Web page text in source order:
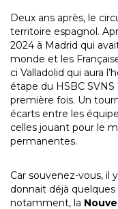
Deux ans après, le
territoire espagnol.
2024 à Madrid qui
monde et les
ci Valladolid qui aura
étape du HSBC
première fois. Un
écarts entre les
celles jouant pour le
permanentes.
Car souvenez-vous, il
donnait déjà
notamment, la